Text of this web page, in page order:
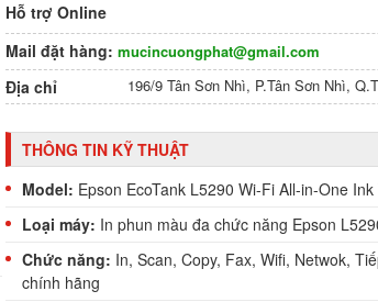
Hỗ trợ Online
Mail đặt hàng: mucincuongphat@gmail.com
Địa chỉ
196/9 Tân Sơn Nhì, P.Tân Sơn Nhì,
THÔNG TIN KỸ THUẬT
Model: Epson EcoTank L5290 Wi-Fi All-in-One
Loại máy: In phun màu đa chức năng Epson
Chức năng: In, Scan, Copy, Fax, Wifi, Netwok,
chính hãng